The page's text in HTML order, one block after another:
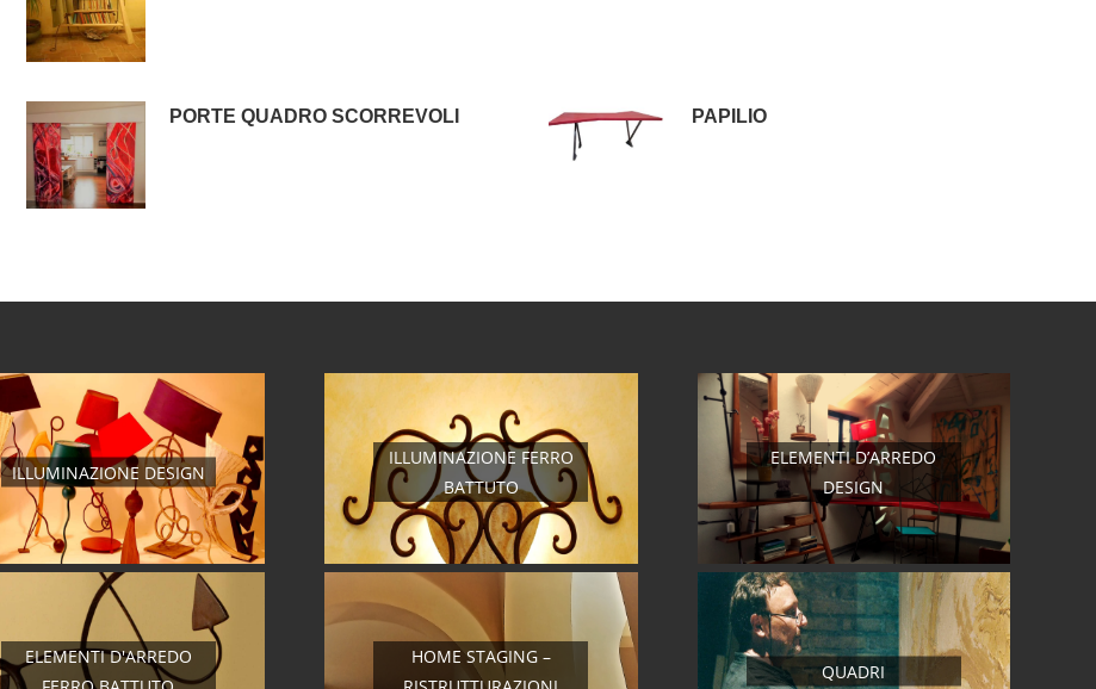
PORTE QUADRO SCORREVOLI PAPILIO
ILLUMINAZIONE DESIGN
ELEMENTI D'ARREDO
ILLUMINAZIONE FERRO
BATTUTO
HOME STAGING –
ELEMENTI D’ARREDO
DESIGN
QUADRI